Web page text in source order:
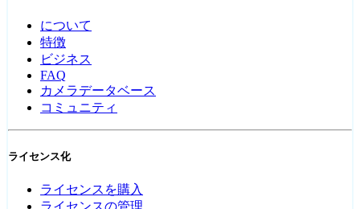
について
特徴
ビジネス
FAQ
カメラデータベース
コミュニティ
ライセンス化
ライセンスを購入
ライセンスの管理